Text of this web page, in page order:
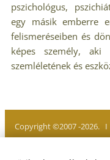
pszichológus,
egy másik emberre
felismeréseiben és
képes személy, aki
szemléletének és
Copyright ©2007 -2026.